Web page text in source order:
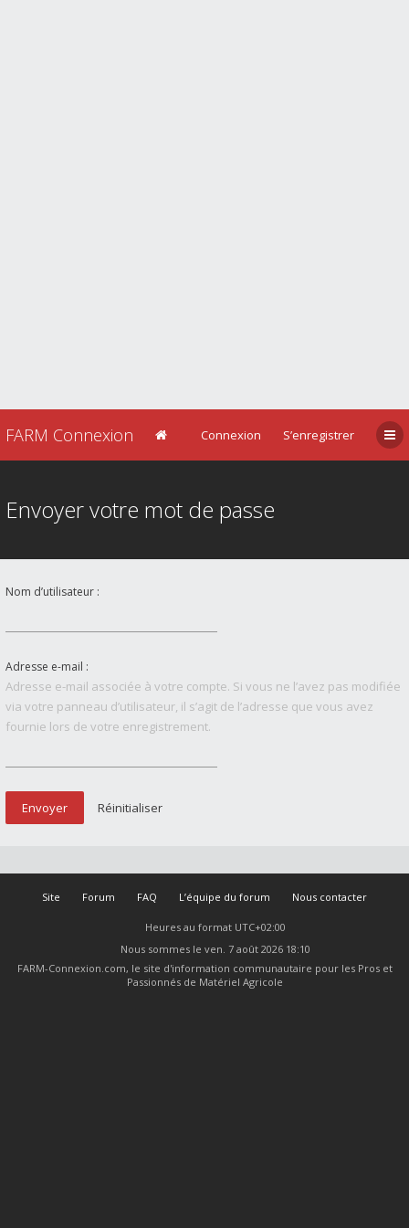
FARM Connexion Connexion S’enregistrer
Envoyer votre mot de passe
Nom d’utilisateur :
Adresse e-mail :
Adresse e-mail associée à votre compte. Si vous ne l’avez pas modifiée
via votre panneau d’utilisateur, il s’agit de l’adresse que vous avez
fournie lors de votre enregistrement.
Site Forum FAQ L’équipe du forum Nous contacter
Heures au format UTC+02:00
Nous sommes le ven. 7 août 2026 18:10
FARM-Connexion.com, le site d'information communautaire pour les Pros et
Passionnés de Matériel Agricole